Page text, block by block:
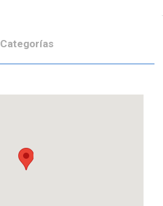
Categorías